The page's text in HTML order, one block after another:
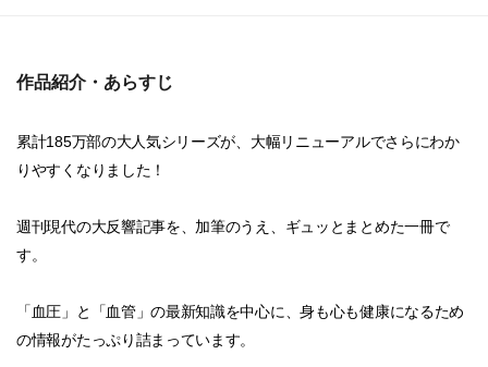
作品紹介・あらすじ
累計185万部の大人気シリーズが、大幅リニューアルでさらにわか
りやすくなりました！
週刊現代の大反響記事を、加筆のうえ、ギュッとまとめた一冊で
す。
「血圧」と「血管」の最新知識を中心に、身も心も健康になるため
の情報がたっぷり詰まっています。